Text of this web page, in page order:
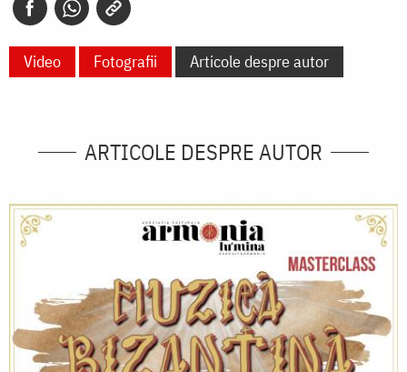
Video Fotografii Articole despre autor
ARTICOLE DESPRE AUTOR